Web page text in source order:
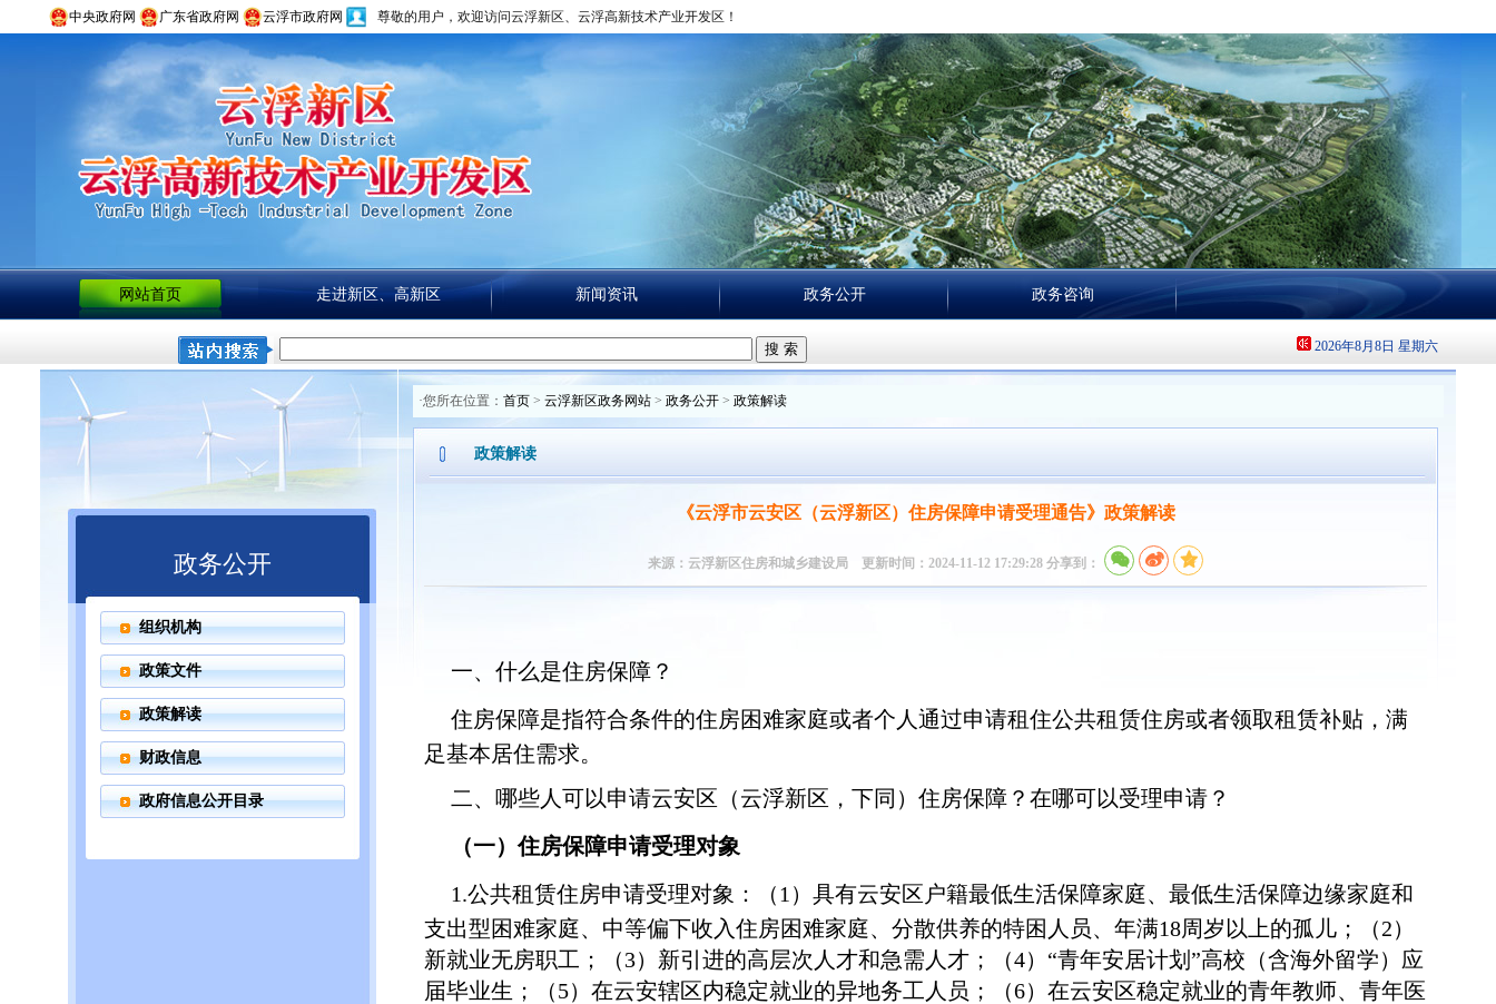
中央政府网 广东省政府网 云浮市政府网 尊敬的用户，欢迎访问云浮新区、云浮高新技术产业开发区！
网站首页 走进新区、高新区 新闻资讯 政务公开 政务咨询
搜 索 2026年8月8日 星期六
政务公开
组织机构
政策文件
政策解读
财政信息
政府信息公开目录
·您所在位置： 首页 > 云浮新区政务网站 > 政务公开 > 政策解读
政策解读
《云浮市云安区（云浮新区）住房保障申请受理通告》政策解读
来源：云浮新区住房和城乡建设局 更新时间：2024-11-12 17:29:28 分享到：
一、什么是住房保障？
住房保障是指符合条件的住房困难家庭或者个人通过申请租住公共租赁住房或者领取租赁补贴，满
足基本居住需求。
二、哪些人可以申请云安区（云浮新区，下同）住房保障？在哪可以受理申请？
（一）住房保障申请受理对象
1.公共租赁住房申请受理对象：（1）具有云安区户籍最低生活保障家庭、最低生活保障边缘家庭和
支出型困难家庭、中等偏下收入住房困难家庭、分散供养的特困人员、年满18周岁以上的孤儿；（2）
新就业无房职工；（3）新引进的高层次人才和急需人才；（4）“青年安居计划”高校（含海外留学）应
届毕业生；（5）在云安辖区内稳定就业的异地务工人员；（6）在云安区稳定就业的青年教师、青年医